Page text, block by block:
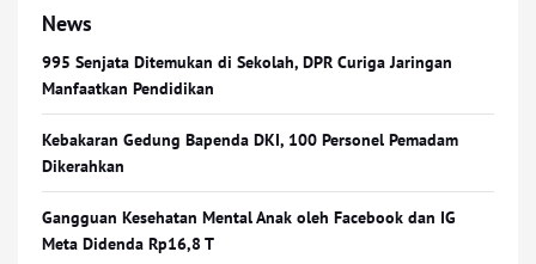
News
995 Senjata Ditemukan di Sekolah, DPR Curiga Jaringan
Manfaatkan Pendidikan
Kebakaran Gedung Bapenda DKI, 100 Personel Pemadam
Dikerahkan
Gangguan Kesehatan Mental Anak oleh Facebook dan IG
Meta Didenda Rp16,8 T